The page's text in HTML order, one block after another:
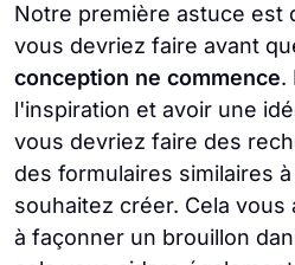
Notre première astuce est
vous devriez faire avant
conception ne commence.
l'inspiration et avoir une
vous devriez faire des
des formulaires similaires
souhaitez créer. Cela
à façonner un brouillon